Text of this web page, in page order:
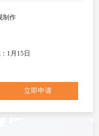
制作
1月15日
立即申请